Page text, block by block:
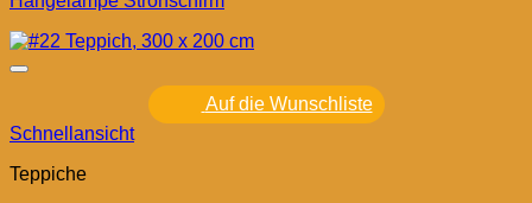
Auf die Wunschliste
Schnellansicht
Teppiche